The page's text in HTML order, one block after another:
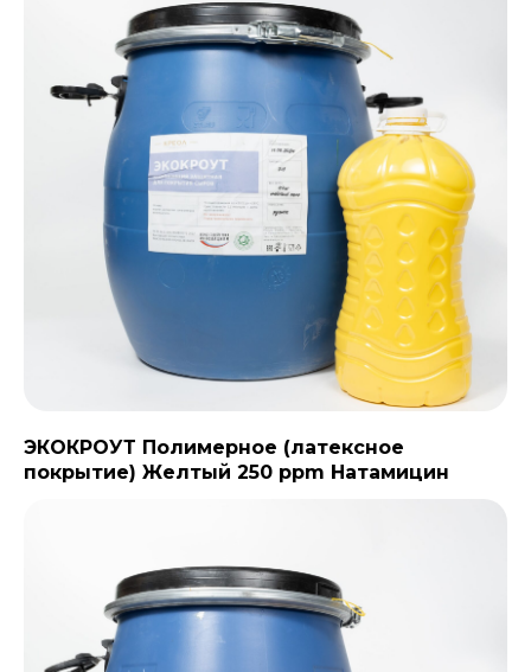
ЭКОКРОУТ Полимерное (латексное
покрытие) Желтый 250 ppm Натамицин